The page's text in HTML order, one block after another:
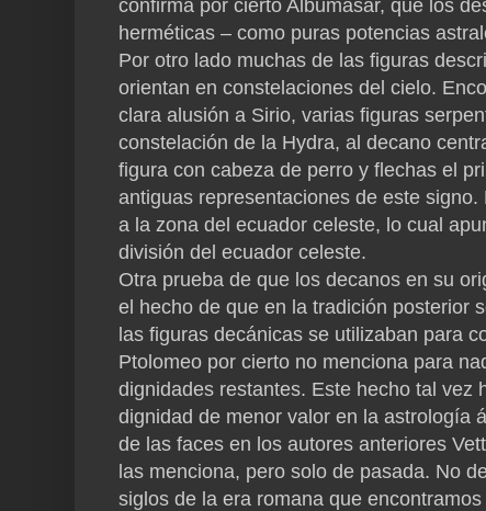
confirma por cierto Albumasar, que los
herméticas – como puras potencias
Por otro lado muchas de las figuras
orientan en constelaciones del cielo.
clara alusión a Sirio, varias figuras
constelación de la Hydra, al decano
figura con cabeza de perro y flechas el
antiguas representaciones de este
a la zona del ecuador celeste, lo cual
división del ecuador celeste.
Otra prueba de que los decanos en su
el hecho de que en la tradición posterior
las figuras decánicas se utilizaban para
Ptolomeo por cierto no menciona para
dignidades restantes. Este hecho tal vez
dignidad de menor valor en la astrología
de las faces en los autores anteriores
las menciona, pero solo de pasada. No
siglos de la era romana que